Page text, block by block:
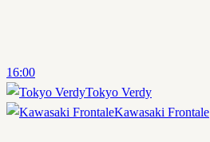
16:00
Tokyo Verdy
Kawasaki Frontale